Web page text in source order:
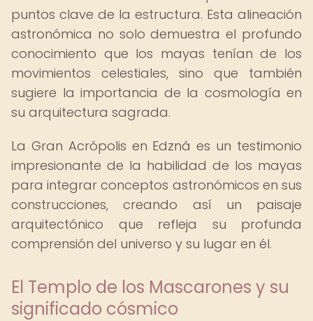
puntos clave de la estructura. Esta alineación
astronómica no solo demuestra el profundo
conocimiento que los mayas tenían de los
movimientos celestiales, sino que también
sugiere la importancia de la cosmología en
su arquitectura sagrada.
La Gran Acrópolis en Edzná es un testimonio
impresionante de la habilidad de los mayas
para integrar conceptos astronómicos en sus
construcciones, creando así un paisaje
arquitectónico que refleja su profunda
comprensión del universo y su lugar en él.
El Templo de los Mascarones y su
significado cósmico